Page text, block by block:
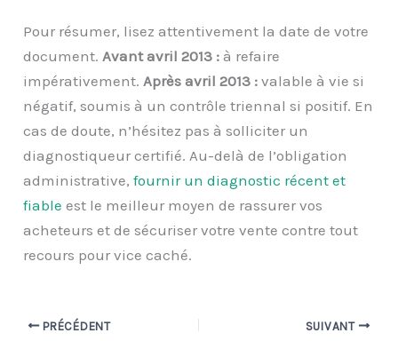
Pour résumer, lisez attentivement la date de votre
document. Avant avril 2013 : à refaire
impérativement. Après avril 2013 : valable à vie si
négatif, soumis à un contrôle triennal si positif. En
cas de doute, n’hésitez pas à solliciter un
diagnostiqueur certifié. Au-delà de l’obligation
administrative,fournir un diagnostic récent et
fiable est le meilleur moyen de rassurer vos
acheteurs et de sécuriser votre vente contre tout
recours pour vice caché.
PRÉCÉDENT SUIVANT